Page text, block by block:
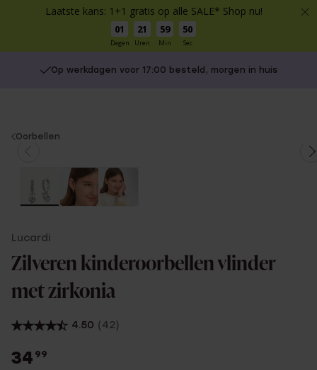
Laatste kans: 1+1 gratis op alle SALE* Shop nu!
01
Dagen
21
Uren
59
Min
50
Sec
Op werkdagen voor 17:00 besteld, morgen in huis
You
Oorbellen
Lucardi
Zilveren kinderoorbellen vlinder
met zirkonia
4.50 (42)
34 99